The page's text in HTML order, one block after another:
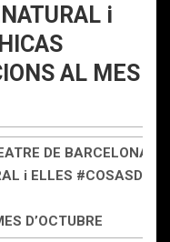
i
AL MES
DE BARCELONA i
i ELLES #COSASDE
D’OCTUBRE